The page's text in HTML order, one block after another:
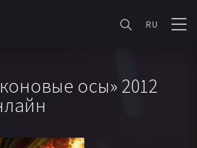
RU
осы» 2012